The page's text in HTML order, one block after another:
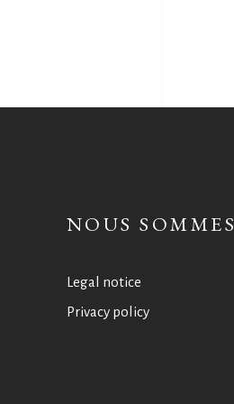
NOUS SOMMES
Legal notice
Privacy policy